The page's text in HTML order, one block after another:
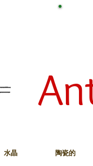
水晶 陶瓷的